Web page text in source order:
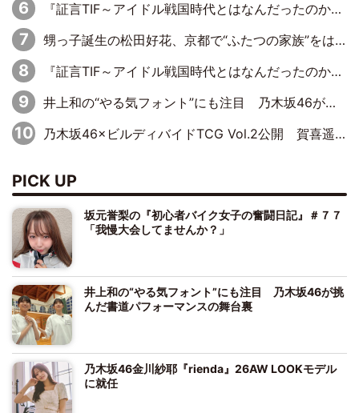
『証言TIF～アイドル戦国時代とはなんだったのか～』第11回：私立恵比寿中学・真山りか×安本彩花「TIFで10年ぶりのキョンシーメイクをしたら、場を完全に引かせてしまって。時代が変わったんだなって」
甥っ子誕生の松田好花、京都で“ふたつの家族”をはしご！ “母”黒谷友香に見送られ、“父”松岡昌宏とはハシゴ酒
『証言TIF～アイドル戦国時代とはなんだったのか～』第10回：さくら学院・武藤彩未×飯田らうら「正直、中3で辞めるというのを信じてなくて。そう言われてはいたけど、嘘でしょって」
井上和の“やる気フォント”にも注目 乃木坂46が挑んだ書道パフォーマンスの舞台裏
乃木坂46×ビルディバイドTCG Vol.2公開 賀喜遥香＆田村真佑が『京まふ』ステージに登壇
PICK UP
坂元誉梨の『初心者バイク女子の奮闘日記』＃７７
「我慢大会してませんか？」
井上和の“やる気フォント”にも注目 乃木坂46が挑
んだ書道パフォーマンスの舞台裏
乃木坂46金川紗耶『rienda』26AW LOOKモデル
に就任